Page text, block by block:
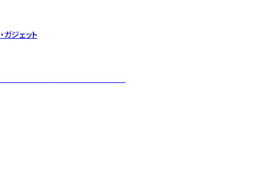
ガジェット